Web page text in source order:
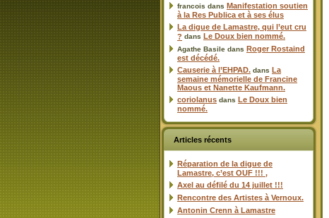
francois dans Manifestation soutien
à la Res Publica et à ses élus
La digue de Lamastre, qui l’eut cru
? dans Le Doux bien nommé.
Agathe Basile dans Roger Rostaind
est décédé.
Causerie à l’EHPAD. dans La
semaine mémorielle de Francine
Maous et Nanette Kaufmann.
coriolanus dans Le Doux bien
nommé.
Articles récents
Réparation de la digue de
Lamastre, c’est OUF !!! ,
Axel au défilé du 14 juillet !!!
Rencontre des Artistes à Vernoux.
Antonin Crenn à Lamastre